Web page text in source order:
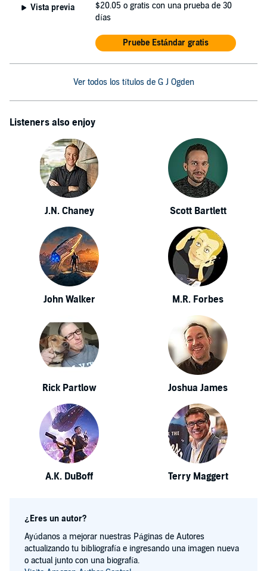
Vista previa $20.05 o gratis con una prueba de 30
días
Pruebe Estándar gratis
Ver todos los títulos de G J Ogden
Listeners also enjoy
J.N. Chaney Scott Bartlett
John Walker M.R. Forbes
Rick Partlow Joshua James
A.K. DuBoff Terry Maggert
¿Eres un autor?
Ayúdanos a mejorar nuestras Páginas de Autores
actualizando tu bibliografía e ingresando una imagen nueva
o actual junto con una biografía.